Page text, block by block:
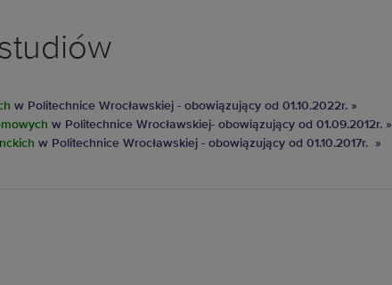
w Politechnice Wrocławskiej - obowiązujący od 01.10.2022r. »
w Politechnice Wrocławskiej- obowiązujący od 01.09.2012r. »
w Politechnice Wrocławskiej - obowiązujący od 01.10.2017r. »